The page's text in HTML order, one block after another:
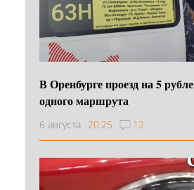
В Оренбурге проезд на 5
одного маршрута
6 августа 20:25 12